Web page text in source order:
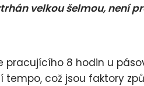
velkou šelmou, není
8 hodin u
což jsou faktory